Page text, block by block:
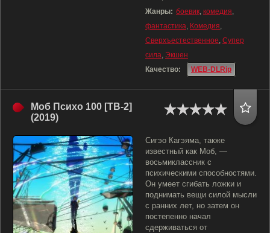
Жанры: боевик, комедия,
фантастика, Комедия,
Сверхъестественное, Супер
сила, Экшен
Качество:
WEB-DLRip
Моб Психо 100 [ТВ-2]
(2019)
Сигэо Кагэяма, также
известный как Моб, —
восьмиклассник с
психическими способностями.
Он умеет сгибать ложки и
поднимать вещи силой мысли
с ранних лет, но затем он
постепенно начал
сдерживаться от